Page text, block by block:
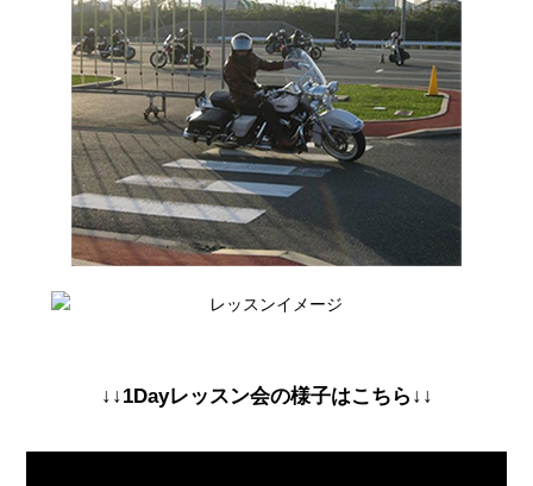
↓↓1Dayレッスン会の様子はこちら↓↓